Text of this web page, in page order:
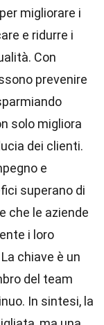
migliorare i
e ridurre i
Con
prevenire
solo migliora
dei clienti.
e
superano di
che le aziende
i loro
chiave è un
del team
In sintesi, la